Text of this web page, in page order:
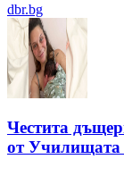
dbr.bg
Честита
от Училищата